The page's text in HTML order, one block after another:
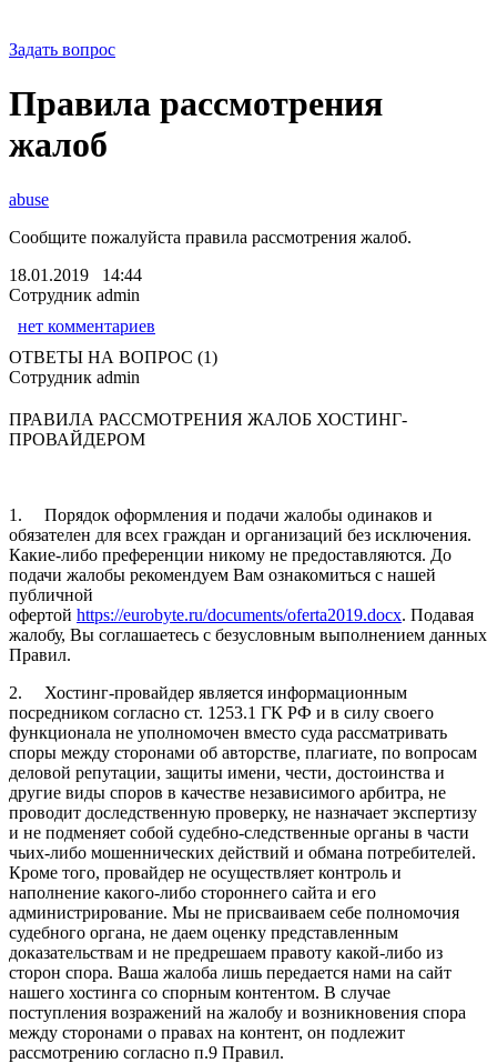
Задать вопрос
Правила рассмотрения
жалоб
abuse
Сообщите пожалуйста правила рассмотрения жалоб.
18.01.2019 14:44
Сотрудник admin
нет комментариев
ОТВЕТЫ НА ВОПРОС (1)
Сотрудник admin
ПРАВИЛА РАССМОТРЕНИЯ ЖАЛОБ ХОСТИНГ-
ПРОВАЙДЕРОМ
1. Порядок оформления и подачи жалобы одинаков и
обязателен для всех граждан и организаций без исключения.
Какие-либо преференции никому не предоставляются. До
подачи жалобы рекомендуем Вам ознакомиться с нашей
публичной
офертой https://eurobyte.ru/documents/oferta2019.docx. Подавая
жалобу, Вы соглашаетесь с безусловным выполнением данных
Правил.
2. Хостинг-провайдер является информационным
посредником согласно ст. 1253.1 ГК РФ и в силу своего
функционала не уполномочен вместо суда рассматривать
споры между сторонами об авторстве, плагиате, по вопросам
деловой репутации, защиты имени, чести, достоинства и
другие виды споров в качестве независимого арбитра, не
проводит доследственную проверку, не назначает экспертизу
и не подменяет собой судебно-следственные органы в части
чьих-либо мошеннических действий и обмана потребителей.
Кроме того, провайдер не осуществляет контроль и
наполнение какого-либо стороннего сайта и его
администрирование. Мы не присваиваем себе полномочия
судебного органа, не даем оценку представленным
доказательствам и не предрешаем правоту какой-либо из
сторон спора. Ваша жалоба лишь передается нами на сайт
нашего хостинга со спорным контентом. В случае
поступления возражений на жалобу и возникновения спора
между сторонами о правах на контент, он подлежит
рассмотрению согласно п.9 Правил.